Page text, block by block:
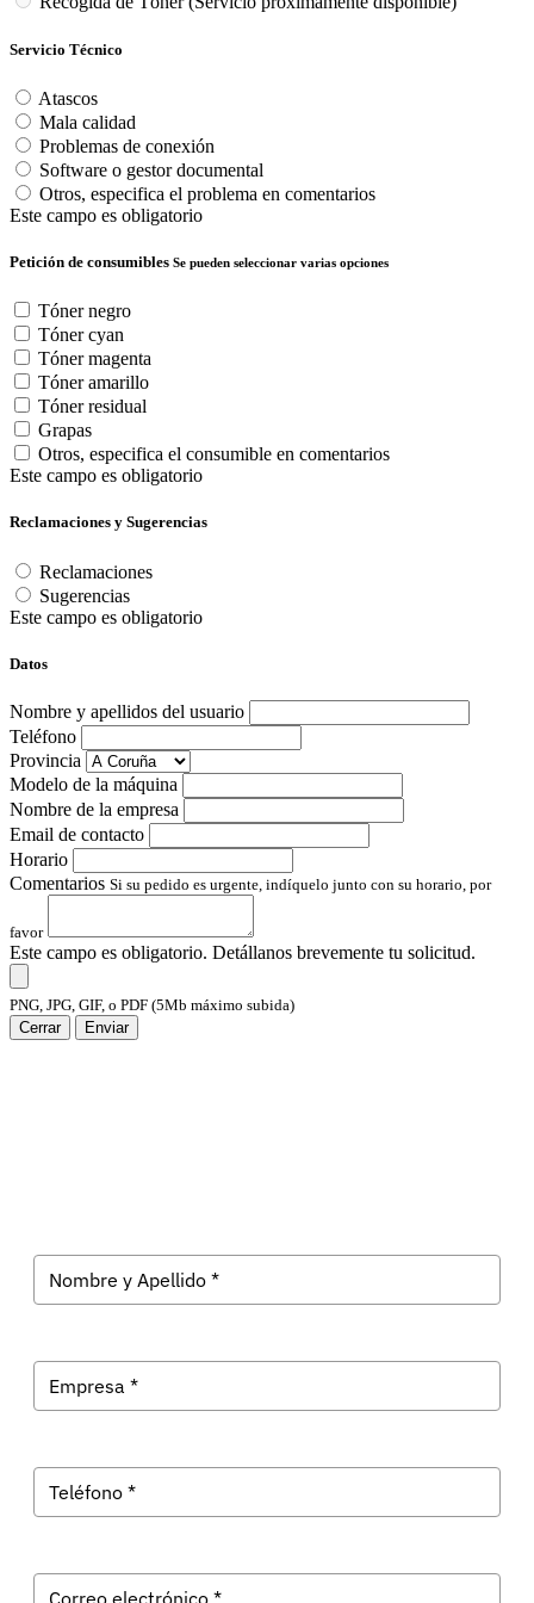
Servicio Técnico
Atascos
Mala calidad
Problemas de conexión
Software o gestor documental
Otros, especifica el problema en comentarios
Este campo es obligatorio
Petición de consumibles Se pueden seleccionar varias opciones
Tóner negro
Tóner cyan
Tóner magenta
Tóner amarillo
Tóner residual
Grapas
Otros, especifica el consumible en comentarios
Este campo es obligatorio
Reclamaciones y Sugerencias
Reclamaciones
Sugerencias
Este campo es obligatorio
Datos
Nombre y apellidos del usuario
Teléfono
Provincia
Modelo de la máquina
Nombre de la empresa
Email de contacto
Horario
Comentarios Si su pedido es urgente, indíquelo junto con su horario, por
favor
Este campo es obligatorio. Detállanos brevemente tu solicitud.
PNG, JPG, GIF, o PDF (5Mb máximo subida)
Cerrar
Enviar